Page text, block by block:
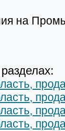
на